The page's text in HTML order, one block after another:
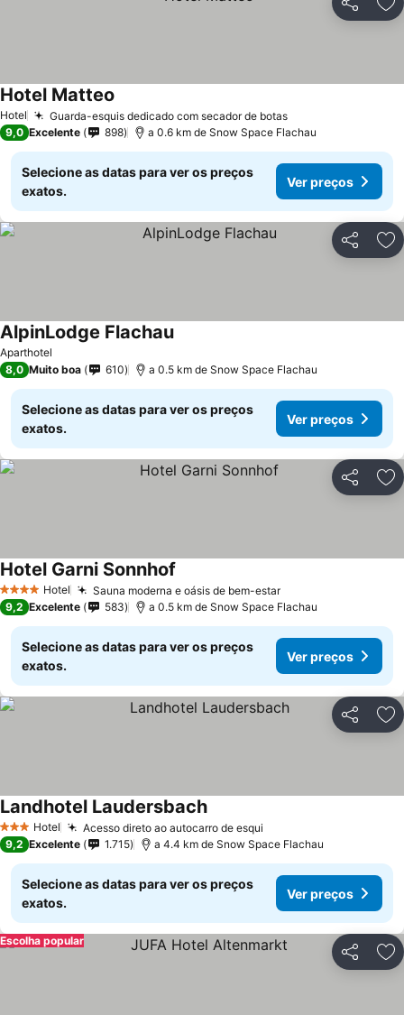
Partilhar
Hotel Guarda-esquis dedicado com secador de botas
Hotel Matteo
9,0 Excelente 898 a 0.6 km de Snow Space Flachau
Selecione as datas para ver os preços
exatos.
Ver preços
Partilhar
Aparthotel
AlpinLodge Flachau
8,0 Muito boa 610 a 0.5 km de Snow Space Flachau
Selecione as datas para ver os preços
exatos.
Ver preços
Partilhar
4 EstrelasHotel Sauna moderna e oásis de bem-estar
Hotel Garni Sonnhof
9,2 Excelente 583 a 0.5 km de Snow Space Flachau
Selecione as datas para ver os preços
exatos.
Ver preços
Partilhar
3 EstrelasHotel Acesso direto ao autocarro de esqui
Landhotel Laudersbach
9,2 Excelente 1.715 a 4.4 km de Snow Space Flachau
Selecione as datas para ver os preços
exatos.
Ver preços
Partilhar
Escolha popular